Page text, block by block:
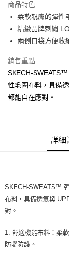
相關說明
【大哥付你分期使用
1.本服務由台灣大哥
2.付款方式選擇「大
流程，驗證手機門號
3.實際核准額度、可
4.訂單成立30分鐘內
消。如遇「轉專審核
法說明評估內容。
【繳款方式說明】
2.基於同意付款使用
由本公司與您本人進
3.完整用戶服務條款
ATM付款
宅配
每筆NT$100，滿
商品特色
柔軟親膚的彈性
精緻品牌刺繡
兩側口袋方便收
銷售重點
SKECH-SWEATS™
性毛圈布料，具備
都能自在應對。
詳細
SKECH-SWEATS™
布料，具備透氣與
對。
1. 舒適機能布料：柔
防曬防護。